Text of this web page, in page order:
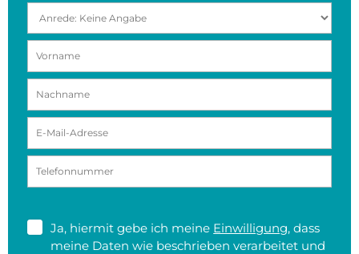
Ja, hiermit gebe ich meine Einwilligung, dass
meine Daten wie beschrieben verarbeitet und